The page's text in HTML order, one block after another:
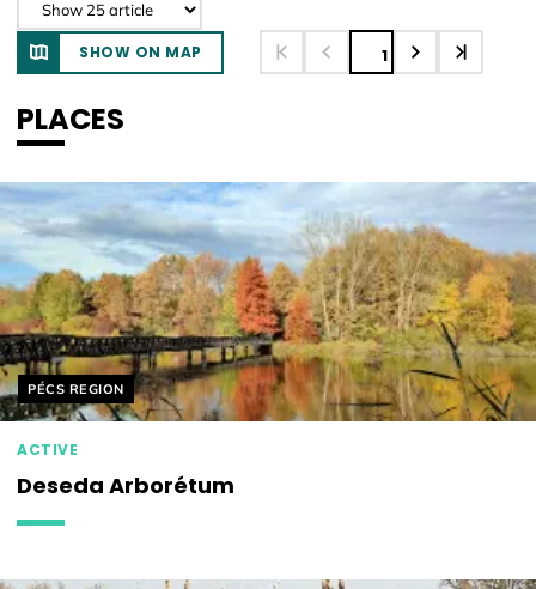
SHOW ON MAP 1
PLACES
Helyszín címkék:
PÉCS REGION
ACTIVE
Deseda Arborétum